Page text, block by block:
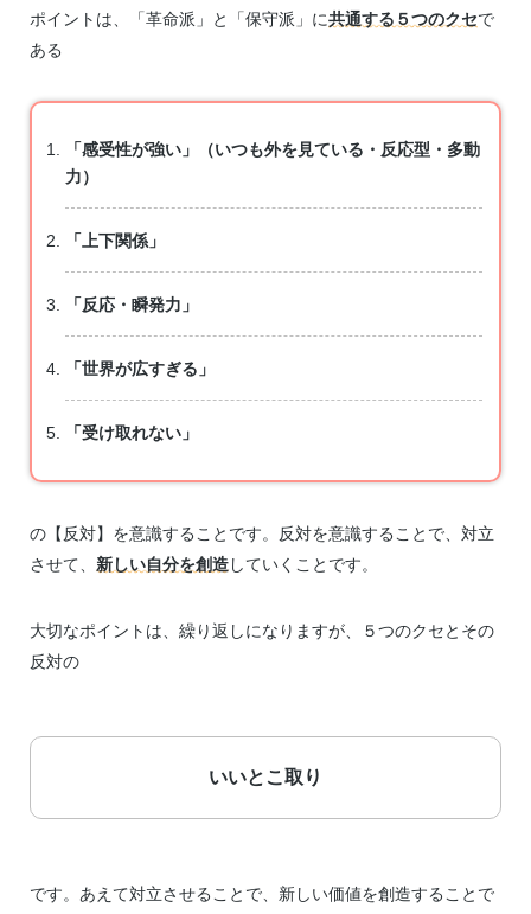
ポイントは、「革命派」と「保守派」に共通する５つのクセで
ある
「感受性が強い」（いつも外を見ている・反応型・多動
力）
「上下関係」
「反応・瞬発力」
「世界が広すぎる」
「受け取れない」
の【反対】を意識することです。反対を意識することで、対立
させて、 新しい自分を創造していくことです。
大切なポイントは、繰り返しになりますが、５つのクセとその
反対の
いいとこ取り
です。あえて対立させることで、新しい価値を創造することで